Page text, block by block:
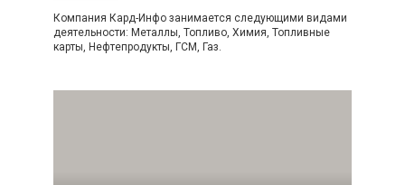
Компания Кард-Инфо занимается следующими видами
деятельности: Металлы, Топливо, Химия, Топливные
карты, Нефтепродукты, ГСМ, Газ.